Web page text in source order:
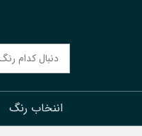
اننخاب رنگ